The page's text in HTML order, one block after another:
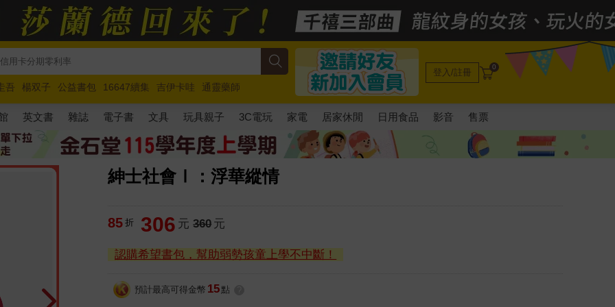
吾 楊双子 公益書包 16647續集 吉伊卡哇
通靈藥師
路邊攤新作
馬斯克 玩具總動員5 超慢跑
登入/註冊 0
英文書 雜誌 電子書 文具 玩具親子 3C電玩 家電 居家休閒 日用食品 影音 售票
紳士社會Ⅰ：浮華縱情
85 折 306 元 360 元
認購希望書包，幫助弱勢孩童上學不中斷！
預計最高可得金幣 15 點